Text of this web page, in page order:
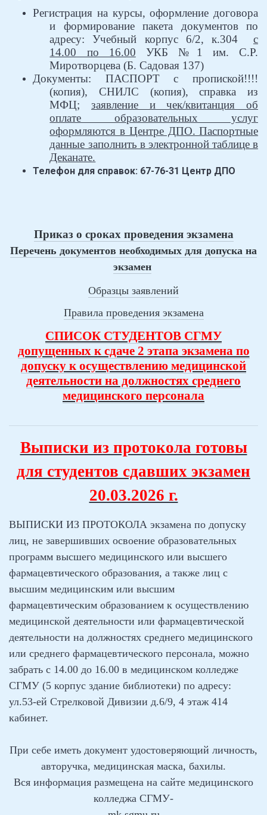
Регистрация на курсы, оформление договора
и формирование пакета документов по
адресу: Учебный корпус 6/2, к.304 с
14.00 по 16.00 УКБ №1 им. С.Р.
Миротворцева(Б. Садовая 137)
Документы: ПАСПОРТ с пропиской!!!!
(копия), СНИЛС (копия), справка из
МФЦ; заявление и чек/квитанция об
оплате образовательных услуг
оформляются в Центре ДПО. Паспортные
данные заполнить в электронной таблице в
Деканате.
Телефон для справок: 67-76-31 Центр ДПО
Приказ о сроках проведения экзамена
Перечень документов необходимых для допуска на
экзамен
Образцы заявлений
Правила проведения экзамена
СПИСОК СТУДЕНТОВ СГМУ
допущенных к сдаче 2 этапа экзамена по
допуску к осуществлению медицинской
деятельности на должностях среднего
медицинского персонала
Выписки из протокола готовы
для студентов сдавших экзамен
20.03.2026 г.
ВЫПИСКИ ИЗ ПРОТОКОЛА экзамена по допуску
лиц, не завершивших освоение образовательных
программ высшего медицинского или высшего
фармацевтического образования, а также лиц с
высшим медицинским или высшим
фармацевтическим образованием к осуществлению
медицинской деятельности или фармацевтической
деятельности на должностях среднего медицинского
или среднего фармацевтического персонала, можно
забрать с 14.00 до 16.00 в медицинском колледже
СГМУ (5 корпус здание библиотеки) по адресу:
ул.53-ей Стрелковой Дивизии д.6/9, 4 этаж 414
кабинет.
При себе иметь документ удостоверяющий личность,
авторучка, медицинская маска, бахилы.
Вся информация размещена на сайте медицинского
колледжа СГМУ-